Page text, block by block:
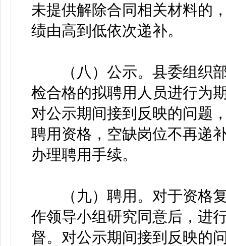
未提供解除合同相关材料的
绩由高到低依次递补。
（八）公示。县委组织部
检合格的拟聘用人员进行为
对公示期间接到反映的问题
聘用资格，空缺岗位不再递
办理聘用手续。
（九）聘用。对于资格复
作领导小组研究同意后，进
督。对公示期间接到反映的